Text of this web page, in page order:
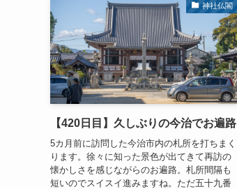
神社仏閣
【420日目】久しぶりの今治でお遍路
5カ月前に訪問した今治市内の札所を打ちまく
ります。徐々に知った景色が出てきて再訪の
懐かしさを感じながらのお遍路。札所間隔も
短いのでスイスイ進みますね。ただ五十九番